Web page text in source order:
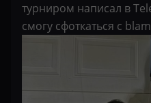
турниром написал в
смогу сфоткаться с